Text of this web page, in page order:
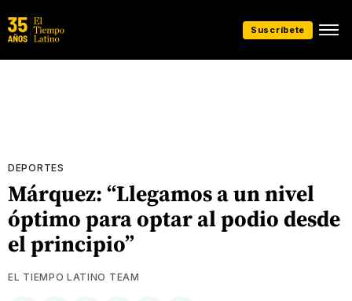
Suscríbete
DEPORTES
Márquez: “Llegamos a un nivel
óptimo para optar al podio desde
el principio”
EL TIEMPO LATINO TEAM